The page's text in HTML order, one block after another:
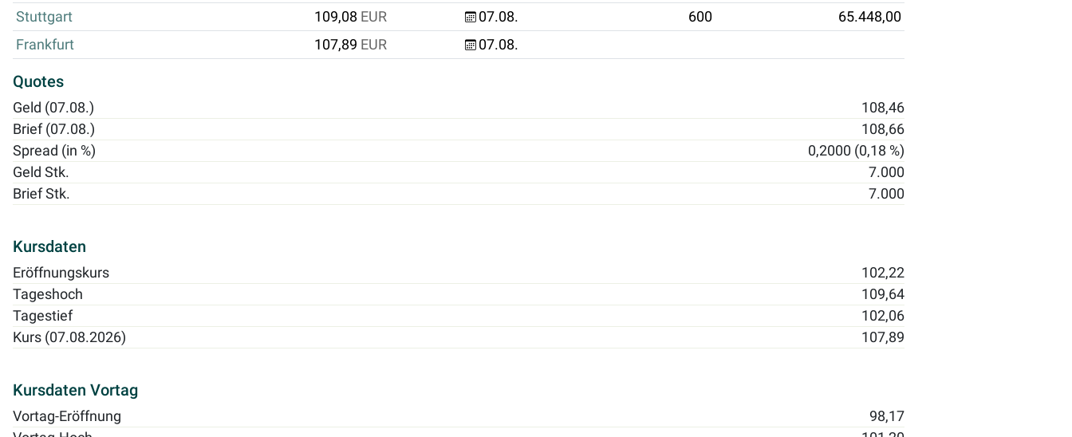
Stuttgart
109,08 EUR 07.08. 600
65.448,00
Frankfurt
107,89 EUR 07.08.
Quotes
Geld (07.08.)
108,46
Brief (07.08.)
108,66
Spread (in %)
0,2000 (0,18 %)
Geld Stk.
7.000
Brief Stk.
7.000
Kursdaten
Eröffnungskurs
102,22
Tageshoch
109,64
Tagestief
102,06
Kurs (07.08.2026)
107,89
Kursdaten Vortag
Vortag-Eröffnung
98,17